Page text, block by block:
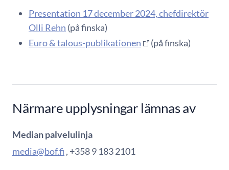
Presentation 17 december 2024, chefdirektör
Olli Rehn (på finska)
Euro & talous-publikationen
(på finska)
Närmare upplysningar lämnas av
Median palvelulinja
media@bof.fi , +358 9 183 2101